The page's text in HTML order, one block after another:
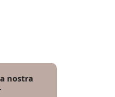
nostra